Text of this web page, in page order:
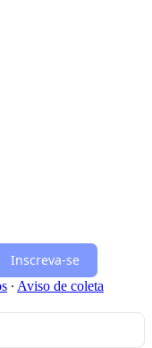
Inscreva-se
∙ Aviso de coleta